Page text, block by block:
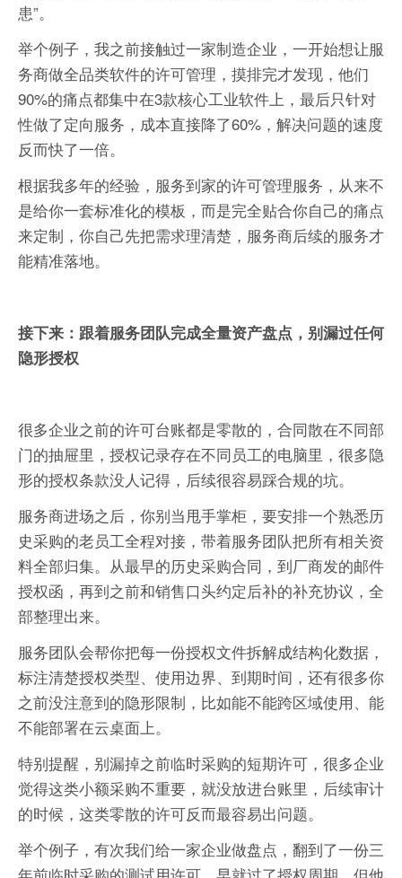
患”。
举个例子，我之前接触过一家制造企业，一开始想让服
务商做全品类软件的许可管理，摸排完才发现，他们
90%的痛点都集中在3款核心工业软件上，最后只针对
性做了定向服务，成本直接降了60%，解决问题的速度
反而快了一倍。
根据我多年的经验，‌服务到家的许可管理服务，从来不
是给你一套标准化的模板，而是完全贴合你自己的痛点
来定制‌，你自己先把需求理清楚，服务商后续的服务才
能精准落地。
接下来：跟着服务团队完成全量资产盘点，别漏过任何
隐形授权
很多企业之前的许可台账都是零散的，合同散在不同部
门的抽屉里，授权记录存在不同员工的电脑里，很多隐
形的授权条款没人记得，后续很容易踩合规的坑。
服务商进场之后，你别当甩手掌柜，要安排一个熟悉历
史采购的老员工全程对接，带着服务团队把所有相关资
料全部归集。从最早的历史采购合同，到厂商发的邮件
授权函，再到之前和销售口头约定后补的补充协议，全
部整理出来。
服务团队会帮你把每一份授权文件拆解成结构化数据，
标注清楚授权类型、使用边界、到期时间，还有很多你
之前没注意到的隐形限制，比如能不能跨区域使用、能
不能部署在云桌面上。
特别提醒，别漏掉之前临时采购的短期许可，很多企业
觉得这类小额采购不重要，就没放进台账里，后续审计
的时候，这类零散的许可反而最容易出问题。
举个例子，有次我们给一家企业做盘点，翻到了一份三